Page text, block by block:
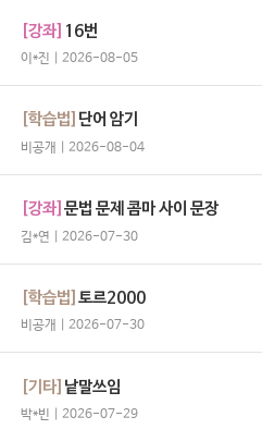
[강좌] 16번
이*진 | 2026-08-05
[학습법] 단어 암기
비공개 | 2026-08-04
[강좌]문법 문제 콤마 사이 문장
김*연 | 2026-07-30
[학습법]토르2000
비공개 | 2026-07-30
[기타] 낱말쓰임
박*빈 | 2026-07-29